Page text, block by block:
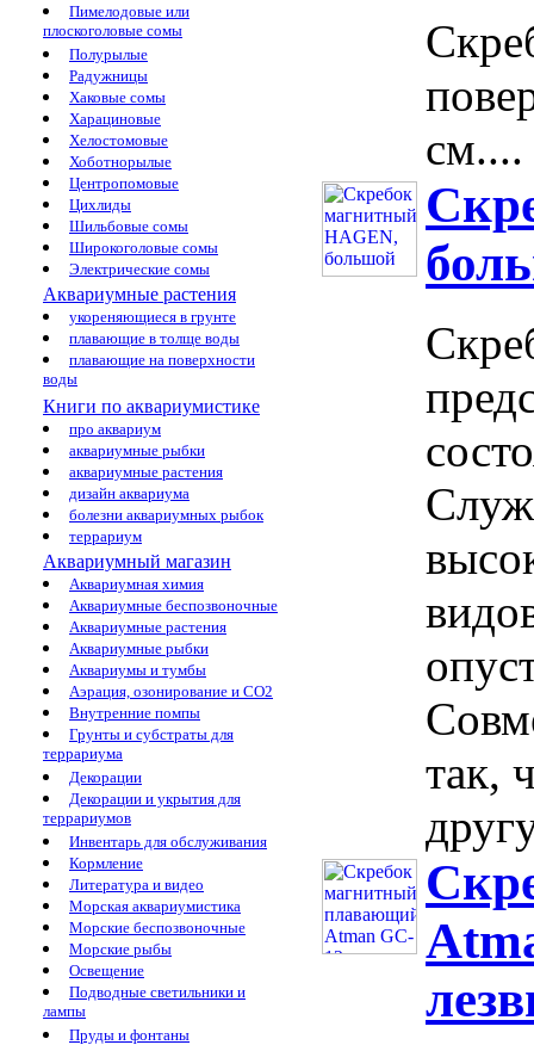
Пимелодовые или
плоскоголовые сомы
Полурылые
Радужницы
Хаковые сомы
Харациновые
Хелостомовые
Хоботнорылые
Центропомовые
Цихлиды
Шильбовые сомы
Широкоголовые сомы
Электрические сомы
Аквариумные растения
укореняющиеся в грунте
плавающие в толще воды
плавающие на поверхности
воды
Книги по аквариумистике
про аквариум
аквариумные рыбки
аквариумные растения
дизайн аквариума
болезни аквариумных рыбок
террариум
Аквариумный магазин
Аквариумная химия
Аквариумные беспозвоночные
Аквариумные растения
Аквариумные рыбки
Аквариумы и тумбы
Аэрация, озонирование и CO2
Внутренние помпы
Грунты и субстраты для
террариума
Декорации
Декорации и укрытия для
террариумов
Инвентарь для обслуживания
Кормление
Литература и видео
Морская аквариумистика
Морские беспозвоночные
Морские рыбы
Освещение
Подводные светильники и
лампы
Пруды и фонтаны
см....
так,